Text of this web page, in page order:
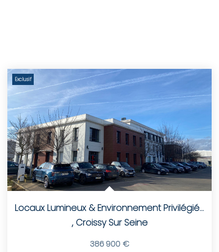
Exclusif
Locaux Lumineux & Environnement Privilégié À...
, Croissy Sur Seine
386 900 €